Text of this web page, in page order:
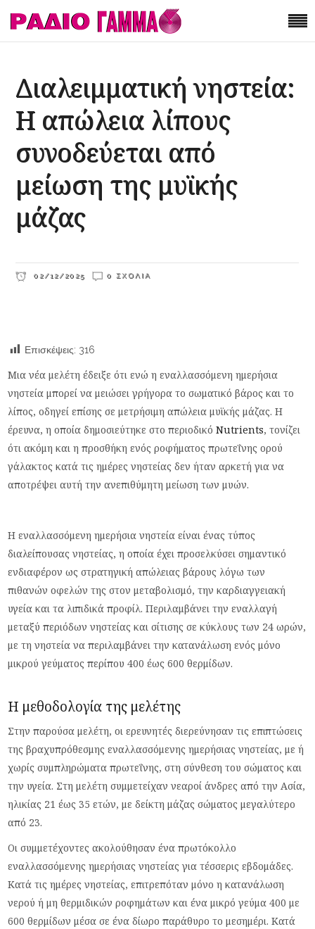
Διαλειμματική νηστεία:
Η απώλεια λίπους
συνοδεύεται από
μείωση της μυϊκής
μάζας
02/12/2025 0 ΣΧΌΛΙΑ
Επισκέψεις: 316
Μια νέα μελέτη έδειξε ότι ενώ η εναλλασσόμενη ημερήσια
νηστεία μπορεί να μειώσει γρήγορα το σωματικό βάρος και το
λίπος, οδηγεί επίσης σε μετρήσιμη απώλεια μυϊκής μάζας. Η
έρευνα, η οποία δημοσιεύτηκε στο περιοδικόNutrients, τονίζει
ότι ακόμη και η προσθήκη ενός ροφήματος πρωτεΐνης ορού
γάλακτος κατά τις ημέρες νηστείας δεν ήταν αρκετή για να
αποτρέψει αυτή την ανεπιθύμητη μείωση των μυών.
Η εναλλασσόμενη ημερήσια νηστεία είναι ένας τύπος
διαλείπουσας νηστείας, η οποία έχει προσελκύσει σημαντικό
ενδιαφέρον ως στρατηγική απώλειας βάρους λόγω των
πιθανών οφελών της στον μεταβολισμό, την καρδιαγγειακή
υγεία και τα λιπιδικά προφίλ. Περιλαμβάνει την εναλλαγή
μεταξύ περιόδων νηστείας και σίτισης σε κύκλους των 24 ωρών,
με τη νηστεία να περιλαμβάνει την κατανάλωση ενός μόνο
μικρού γεύματος περίπου 400 έως 600 θερμίδων.
Η μεθοδολογία της μελέτης
Στην παρούσα μελέτη, οι ερευνητές διερεύνησαν τις επιπτώσεις
της βραχυπρόθεσμης εναλλασσόμενης ημερήσιας νηστείας, με ή
χωρίς συμπληρώματα πρωτεΐνης, στη σύνθεση του σώματος και
την υγεία. Στη μελέτη συμμετείχαν νεαροί άνδρες από την Ασία,
ηλικίας 21 έως 35 ετών, με δείκτη μάζας σώματος μεγαλύτερο
από 23.
Οι συμμετέχοντες ακολούθησαν ένα πρωτόκολλο
εναλλασσόμενης ημερήσιας νηστείας για τέσσερις εβδομάδες.
Κατά τις ημέρες νηστείας, επιτρεπόταν μόνο η κατανάλωση
νερού ή μη θερμιδικών ροφημάτων και ένα μικρό γεύμα 400 με
600 θερμίδων μέσα σε ένα δίωρο παράθυρο το μεσημέρι. Κατά